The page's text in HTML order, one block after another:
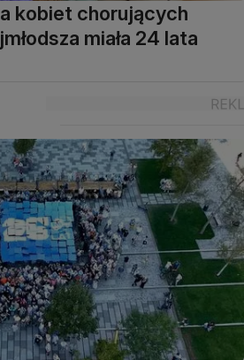
kobiet chorujących
miała 24 lata